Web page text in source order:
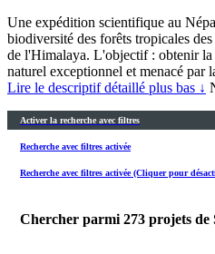
Une expédition scientifique au
biodiversité des forêts tropicales
de l'Himalaya. L'objectif : obtenir
naturel exceptionnel et menacé par
Lire le descriptif détaillé plus bas ↓
Activer la recherche avec filtres
Recherche avec filtres activée
Recherche avec filtres activée (Cliquer pour
Chercher parmi 273 projets de